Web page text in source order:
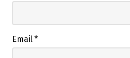
Email *